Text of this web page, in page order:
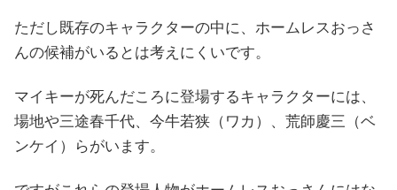
ただし既存のキャラクターの中に、ホームレスおっさ
んの候補がいるとは考えにくいです。
マイキーが死んだころに登場するキャラクターには、
場地や三途春千代、今牛若狭（ワカ）、荒師慶三（ベ
ンケイ）らがいます。